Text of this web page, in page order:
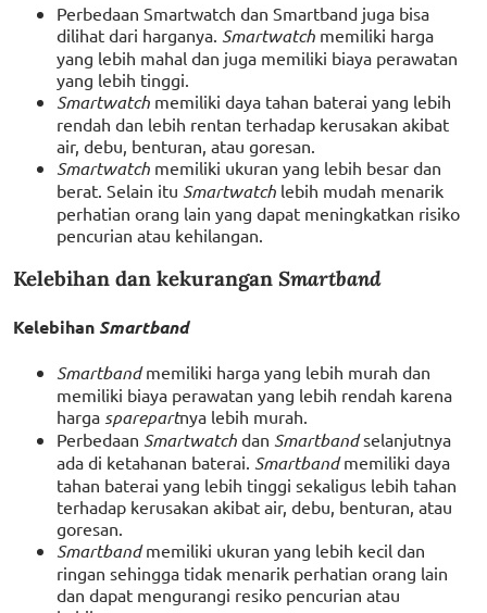
Perbedaan Smartwatch dan Smartband juga bisa
dilihat dari harganya. Smartwatch memiliki harga
yang lebih mahal dan juga memiliki biaya perawatan
yang lebih tinggi.
Smartwatch memiliki daya tahan baterai yang lebih
rendah dan lebih rentan terhadap kerusakan akibat
air, debu, benturan, atau goresan.
Smartwatch memiliki ukuran yang lebih besar dan
berat. Selain itu Smartwatch lebih mudah menarik
perhatian orang lain yang dapat meningkatkan risiko
pencurian atau kehilangan.
Kelebihan dan kekurangan Smartband
KelebihanSmartband
Smartbandmemiliki harga yang lebih murah dan
memiliki biaya perawatan yang lebih rendah karena
harga sparepartnya lebih murah.
Perbedaan Smartwatch dan Smartbandselanjutnya
ada di ketahanan baterai. Smartbandmemiliki daya
tahan baterai yang lebih tinggi sekaligus lebih tahan
terhadap kerusakan akibat air, debu, benturan, atau
goresan.
Smartbandmemiliki ukuran yang lebih kecil dan
ringan sehingga tidak menarik perhatian orang lain
dan dapat mengurangi resiko pencurian atau